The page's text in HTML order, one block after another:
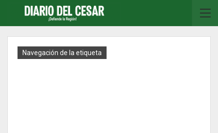
Navegación de la etiqueta